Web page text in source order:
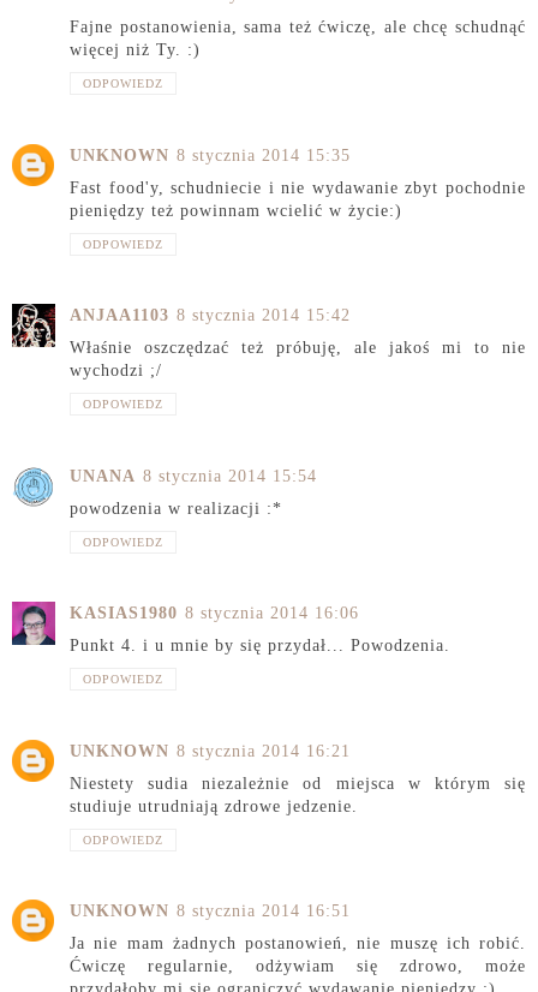
Fajne postanowienia, sama też ćwiczę, ale chcę schudnąć
więcej niż Ty. :)
ODPOWIEDZ
UNKNOWN 8 stycznia 2014 15:35
Fast food'y, schudniecie i nie wydawanie zbyt pochodnie
pieniędzy też powinnam wcielić w życie:)
ODPOWIEDZ
ANJAA1103 8 stycznia 2014 15:42
Właśnie oszczędzać też próbuję, ale jakoś mi to nie
wychodzi ;/
ODPOWIEDZ
UNANA 8 stycznia 2014 15:54
powodzenia w realizacji :*
ODPOWIEDZ
KASIAS1980 8 stycznia 2014 16:06
Punkt 4. i u mnie by się przydał... Powodzenia.
ODPOWIEDZ
UNKNOWN 8 stycznia 2014 16:21
Niestety sudia niezależnie od miejsca w którym się
studiuje utrudniają zdrowe jedzenie.
ODPOWIEDZ
UNKNOWN 8 stycznia 2014 16:51
Ja nie mam żadnych postanowień, nie muszę ich robić.
Ćwiczę regularnie, odżywiam się zdrowo, może